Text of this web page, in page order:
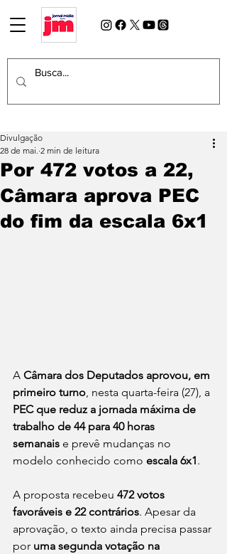
Por 472 votos a 22,
Câmara aprova PEC
do fim da escala 6x1
Divulgação
28 de mai. 2 min de leitura
A Câmara dos Deputados aprovou, em
primeiro turno, nesta quarta-feira (27), a
PEC que reduz a jornada máxima de
trabalho de 44 para 40 horas
semanais e prevê mudanças no
modelo conhecido como escala 6x1.
A proposta recebeu 472 votos
favoráveis e 22 contrários. Apesar da
aprovação, o texto ainda precisa passar
por uma segunda votação na